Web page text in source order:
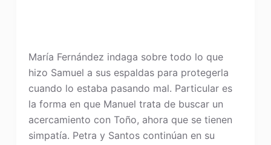
María Fernández indaga sobre todo lo que
hizo Samuel a sus espaldas para protegerla
cuando lo estaba pasando mal. Particular es
la forma en que Manuel trata de buscar un
acercamiento con Toño, ahora que se tienen
simpatía. Petra y Santos continúan en su